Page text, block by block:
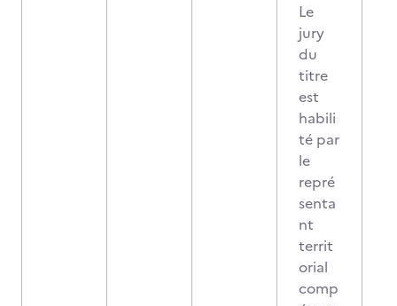
Le
jury
du
titre
est
habili
té par
le
repré
senta
nt
territ
orial
comp